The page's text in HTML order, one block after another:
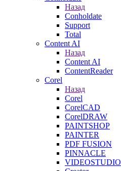
Назад
Conholdate
Support
Total
Content AI
Назад
Content AI
ContentReader
Corel
Назад
Corel
CorelCAD
CorelDRAW
PAINTSHOP
PAINTER
PDF FUSION
PINNACLE
VIDEOSTUDIO